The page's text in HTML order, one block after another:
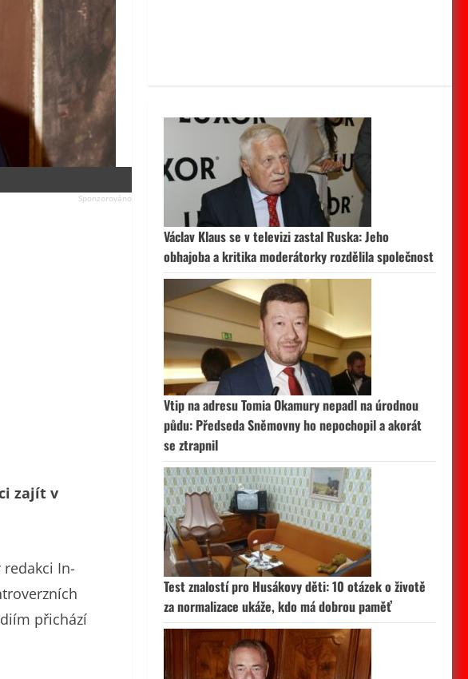
zajít v
In-
přichází
Václav Klaus se v televizi zastal Ruska: Jeho
obhajoba a kritika moderátorky rozdělila společnost
Vtip na adresu Tomia Okamury nepadl na úrodnou
půdu: Předseda Sněmovny ho nepochopil a akorát
se ztrapnil
Test znalostí pro Husákovy děti: 10 otázek o životě
za normalizace ukáže, kdo má dobrou paměť